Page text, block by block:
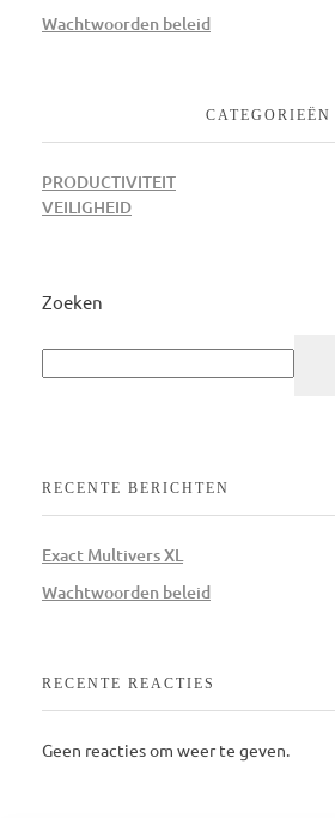
Wachtwoorden beleid
CATEGORIEËN
PRODUCTIVITEIT
VEILIGHEID
Zoeken
RECENTE BERICHTEN
Exact Multivers XL
Wachtwoorden beleid
RECENTE REACTIES
Geen reacties om weer te geven.